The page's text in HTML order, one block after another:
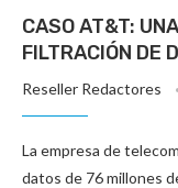
CASO AT&T:
FILTRACIÓN DE
Reseller Redactores
La empresa de
datos de 76 millones